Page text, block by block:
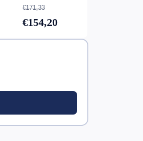
€171,33
€154,20